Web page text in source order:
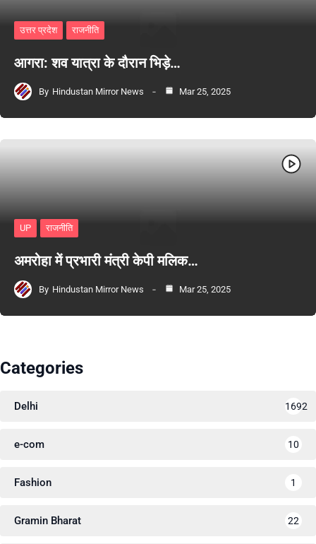
उत्तर प्रदेश राजनीति
आगरा: शव यात्रा के दौरान भिड़े…
By Hindustan Mirror News Mar 25, 2025
UP राजनीति
अमरोहा में प्रभारी मंत्री केपी मलिक…
By Hindustan Mirror News Mar 25, 2025
Categories
Delhi 1692
e-com 10
Fashion 1
Gramin Bharat 22